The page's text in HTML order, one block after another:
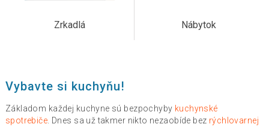
Zrkadlá Nábytok
Vybavte si kuchyňu!
Základom každej kuchyne sú bezpochyby kuchynské
spotrebiče . Dnes sa už takmer nikto nezaobíde bez rýchlovarnej